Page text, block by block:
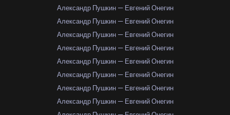
Александр Пушкин — Евгений Онегин
Александр Пушкин — Евгений Онегин
Александр Пушкин — Евгений Онегин
Александр Пушкин — Евгений Онегин
Александр Пушкин — Евгений Онегин
Александр Пушкин — Евгений Онегин
Александр Пушкин — Евгений Онегин
Александр Пушкин — Евгений Онегин